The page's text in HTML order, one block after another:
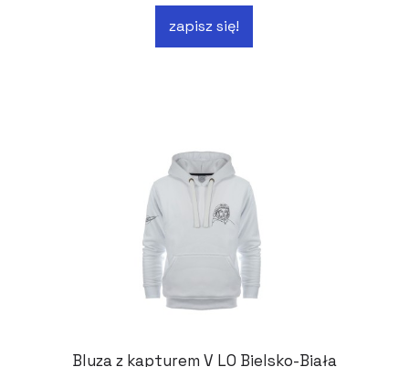
zapisz się!
Bluza z kapturem V LO Bielsko-Biała